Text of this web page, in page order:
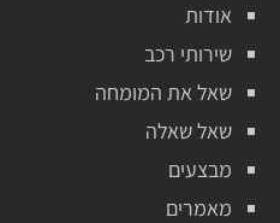
אודות
שירותי רכב
שאל את המומחה
שאל שאלה
מבצעים
מאמרים